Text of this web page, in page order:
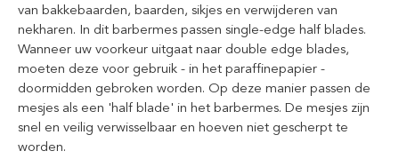
van bakkebaarden, baarden, sikjes en verwijderen van
nekharen. In dit barbermes passen single-edge half blades.
Wanneer uw voorkeur uitgaat naar double edge blades,
moeten deze voor gebruik - in het paraffinepapier -
doormidden gebroken worden. Op deze manier passen de
mesjes als een 'half blade' in het barbermes. De mesjes zijn
snel en veilig verwisselbaar en hoeven niet gescherpt te
worden.